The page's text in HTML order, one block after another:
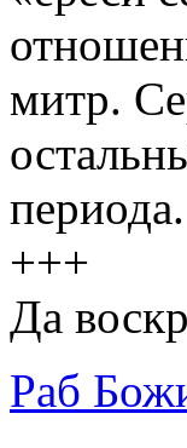
митр.
периода.
+++
Да
Раб